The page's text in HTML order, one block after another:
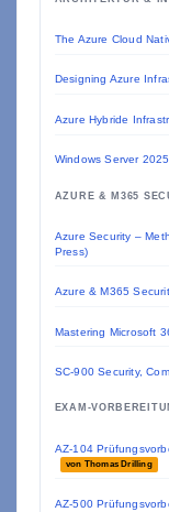
The Azure Cloud
Designing Azure
Azure Hybride
Windows Server
AZURE & M365
Azure Security –
Press)
Azure & M365
Mastering Microsoft
SC-900 Security,
EXAM-
AZ-104
von Thomas Drilling
AZ-500